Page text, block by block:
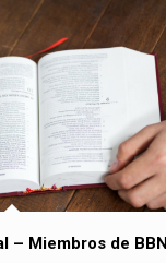
– Miembros de BBN